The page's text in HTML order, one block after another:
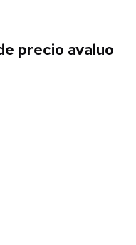
precio avaluo